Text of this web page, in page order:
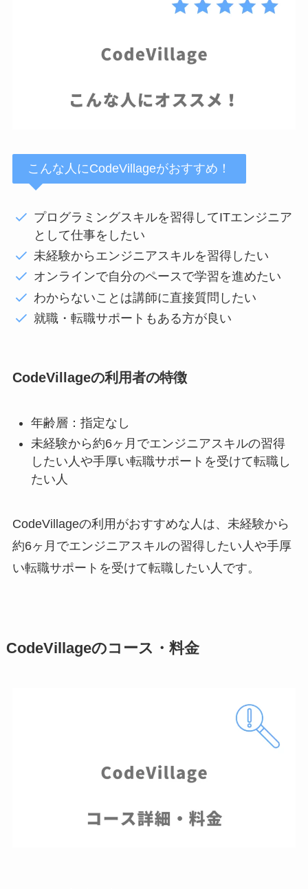
こんな人にCodeVillageがおすすめ！
プログラミングスキルを習得してITエンジニア
として仕事をしたい
未経験からエンジニアスキルを習得したい
オンラインで自分のペースで学習を進めたい
わからないことは講師に直接質問したい
就職・転職サポートもある方が良い
CodeVillageの利用者の特徴
年齢層：指定なし
未経験から約6ヶ月でエンジニアスキルの習得
したい人や手厚い転職サポートを受けて転職し
たい人
CodeVillageの利用がおすすめな人は、未経験から
約6ヶ月でエンジニアスキルの習得したい人や手厚
い転職サポートを受けて転職したい人です。
CodeVillageのコース・料金